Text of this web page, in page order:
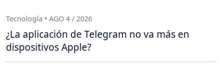
Tecnología • AGO 4 / 2026
¿La aplicación de Telegram no va más en
dispositivos Apple?